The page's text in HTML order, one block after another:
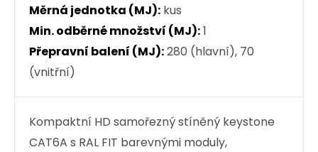
Měrná jednotka (MJ): kus
Min. odběrné množství (MJ):1
Přepravní balení (MJ):280 (hlavní), 70
(vnitřní)
Kompaktní HD samořezný stíněný keystone
CAT6A s RAL FIT barevnými moduly,